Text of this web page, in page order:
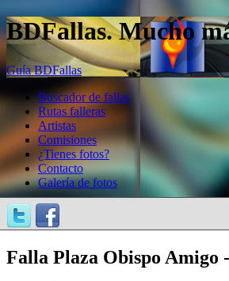
BDFallas. Mucho
Guía BDFallas
Buscador de fallas
Rutas falleras
Artistas
Comisiones
¿Tienes fotos?
Contacto
Galería de fotos
Falla Plaza Obispo Amigo